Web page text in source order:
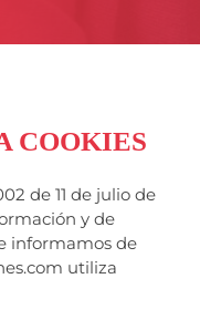
COOKIES
de 11 de julio de
y de
informamos de
utiliza